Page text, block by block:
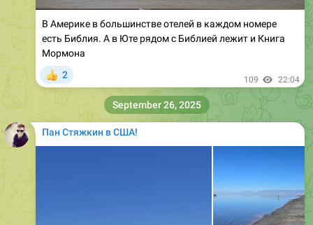
В Америке в большинстве отелей в каждом номере
есть Библия. А в Юте рядом с Библией лежит и Книга
Мормона
2 109 22:04
Пан Стяжкин в США!
September 26, 2025